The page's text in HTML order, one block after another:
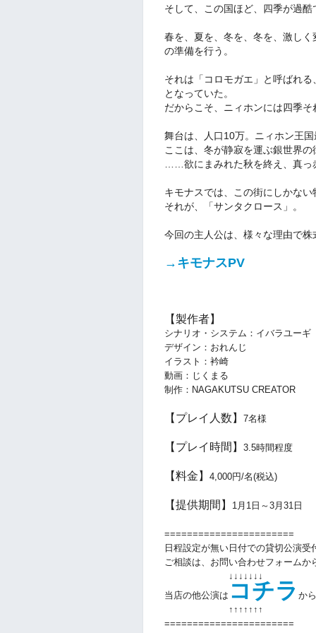
そして、この国ほど、四季が過
春を、夏を、冬を、冬を、激し
の準備を行う。
それは「コロモガエ」と呼ばれ
となっていた。
だからこそ、ニィホンには四季
舞台は、人口10万。ニィホン王
ここは、冬が静寂を運ぶ銀世界
……欲にまみれた秋を終え、真っ
キモナスでは、この街にしかな
それが、「サンタクロース」。
今回の主人公は、様々な理由で
→キモナスPV
【製作者】
シナリオ・システム：イバラユーギ
デザイン：おれんじ
イラスト：衿崎
動画：じくまる
制作：NAGAKUTSU CREATOR
【プレイ人数】 7名様
【プレイ時間】 3.5時間程度
【料金】 4,000円/名(税込)
【提供期間】 1 月1日～3月31日
=======================
日程設定が無い日付での貸切公演受
ご相談は、お問い合わせフォームか
↓↓↓↓↓↓↓
当店の他公演は コチラ から
↑↑ ↑↑ ↑↑ ↑
=======================